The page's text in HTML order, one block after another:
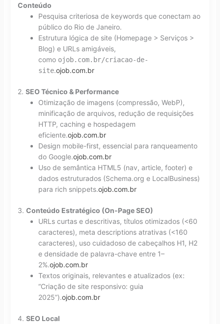
Conteúdo
Pesquisa criteriosa de keywords que conectam ao
público do Rio de Janeiro.
Estrutura lógica de site (Homepage > Serviços >
Blog) e URLs amigáveis,
como ojob.com.br/criacao-de-
site.ojob.com.br
2. SEO Técnico & Performance
Otimização de imagens (compressão, WebP),
minificação de arquivos, redução de requisições
HTTP, caching e hospedagem
eficiente.ojob.com.br
Design mobile-first, essencial para ranqueamento
do Google.ojob.com.br
Uso de semântica HTML5 (nav, article, footer) e
dados estruturados (Schema.org e LocalBusiness)
para rich snippets.ojob.com.br
3. Conteúdo Estratégico (On‑Page SEO)
URLs curtas e descritivas, títulos otimizados (<60
caracteres), meta descriptions atrativas (<160
caracteres), uso cuidadoso de cabeçalhos H1, H2
e densidade de palavra-chave entre 1–
2%.ojob.com.br
Textos originais, relevantes e atualizados (ex:
“Criação de site responsivo: guia
2025”).ojob.com.br
4. SEO Local